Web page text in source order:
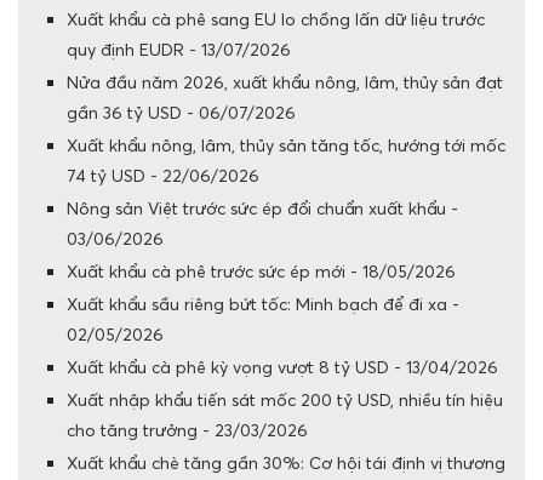
Xuất khẩu cà phê sang EU lo chồng lấn dữ liệu trước
quy định EUDR - 13/07/2026
Nửa đầu năm 2026, xuất khẩu nông, lâm, thủy sản đạt
gần 36 tỷ USD - 06/07/2026
Xuất khẩu nông, lâm, thủy sản tăng tốc, hướng tới mốc
74 tỷ USD - 22/06/2026
Nông sản Việt trước sức ép đổi chuẩn xuất khẩu -
03/06/2026
Xuất khẩu cà phê trước sức ép mới - 18/05/2026
Xuất khẩu sầu riêng bứt tốc: Minh bạch để đi xa -
02/05/2026
Xuất khẩu cà phê kỳ vọng vượt 8 tỷ USD - 13/04/2026
Xuất nhập khẩu tiến sát mốc 200 tỷ USD, nhiều tín hiệu
cho tăng trưởng - 23/03/2026
Xuất khẩu chè tăng gần 30%: Cơ hội tái định vị thương